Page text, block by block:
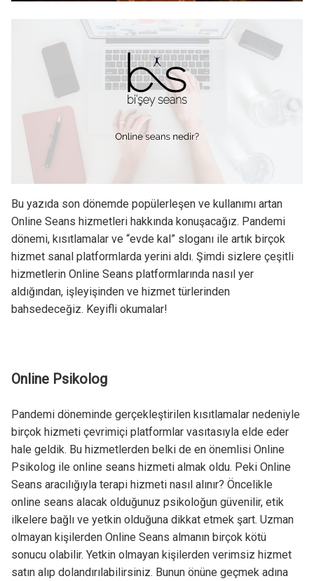
Bu yazıda son dönemde popülerleşen ve kullanımı artan
Online Seans hizmetleri hakkında konuşacağız. Pandemi
dönemi, kısıtlamalar ve “evde kal” sloganı ile artık birçok
hizmet sanal platformlarda yerini aldı. Şimdi sizlere çeşitli
hizmetlerin Online Seans platformlarında nasıl yer
aldığından, işleyişinden ve hizmet türlerinden
bahsedeceğiz. Keyifli okumalar!
Online Psikolog
Pandemi döneminde gerçekleştirilen kısıtlamalar nedeniyle
birçok hizmeti çevrimiçi platformlar vasıtasıyla elde eder
hale geldik. Bu hizmetlerden belki de en önemlisi Online
Psikolog ile online seans hizmeti almak oldu. Peki Online
Seans aracılığıyla terapi hizmeti nasıl alınır? Öncelikle
online seans alacak olduğunuz psikoloğun güvenilir, etik
ilkelere bağlı ve yetkin olduğuna dikkat etmek şart. Uzman
olmayan kişilerden Online Seans almanın birçok kötü
sonucu olabilir. Yetkin olmayan kişilerden verimsiz hizmet
satın alıp dolandırılabilirsiniz. Bunun önüne geçmek adına